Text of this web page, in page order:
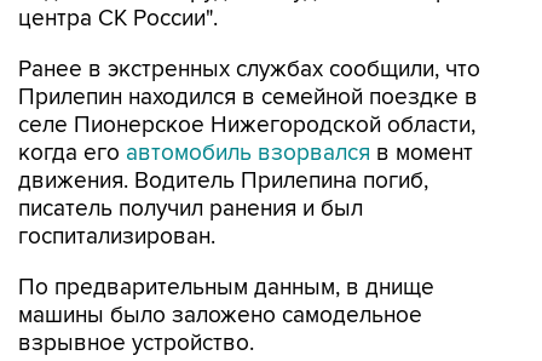
центра СК России".
Ранее в экстренных службах сообщили, что
Прилепин находился в семейной поездке в
селе Пионерское Нижегородской области,
когда его автомобиль взорвался в момент
движения. Водитель Прилепина погиб,
писатель получил ранения и был
госпитализирован.
По предварительным данным, в днище
машины было заложено самодельное
взрывное устройство.